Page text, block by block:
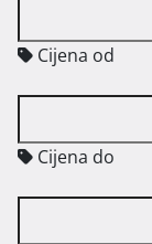
Cijena od
Cijena do